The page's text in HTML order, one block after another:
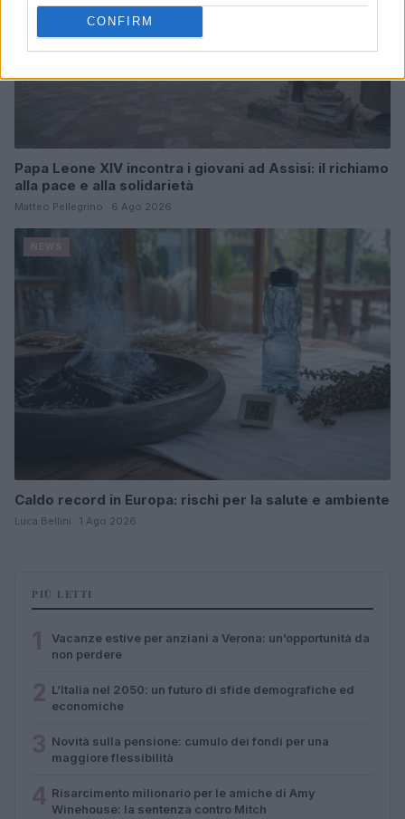
CONFIRM
Papa Leone XIV incontra i giovani ad Assisi: il richiamo
alla pace e alla solidarietà
Matteo Pellegrino · 6 Ago 2026
Caldo record in Europa: rischi per la salute e ambiente
Luca Bellini · 1 Ago 2026
PIÙ LETTI
Vacanze estive per anziani a Verona: un’opportunità da
non perdere
L’Italia nel 2050: un futuro di sfide demografiche ed
economiche
Novità sulla pensione: cumulo dei fondi per una
maggiore flessibilità
Risarcimento milionario per le amiche di Amy
Winehouse: la sentenza contro Mitch